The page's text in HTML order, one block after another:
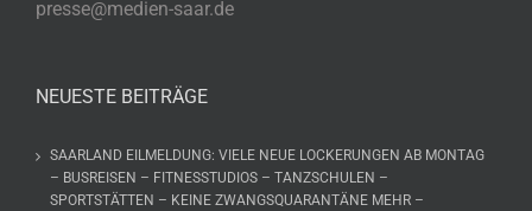
presse@medien-saar.de
NEUESTE BEITRÄGE
SAARLAND EILMELDUNG: VIELE NEUE LOCKERUNGEN AB MONTAG
– BUSREISEN – FITNESSTUDIOS – TANZSCHULEN –
SPORTSTÄTTEN – KEINE ZWANGSQUARANTÄNE MEHR –